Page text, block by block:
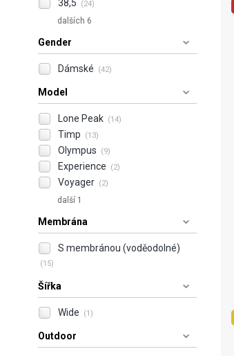
38,5 (24)
dalších 6
Gender
Dámské (42)
Model
Lone Peak (14)
Timp (13)
Olympus (9)
Experience (2)
Voyager (2)
další 1
Membrána
S membránou (voděodolné)
(15)
Šířka
Wide (1)
Outdoor